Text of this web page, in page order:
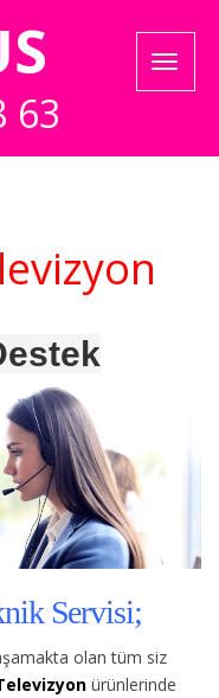
63
Servisi;
olan tüm siz
ürünlerinde